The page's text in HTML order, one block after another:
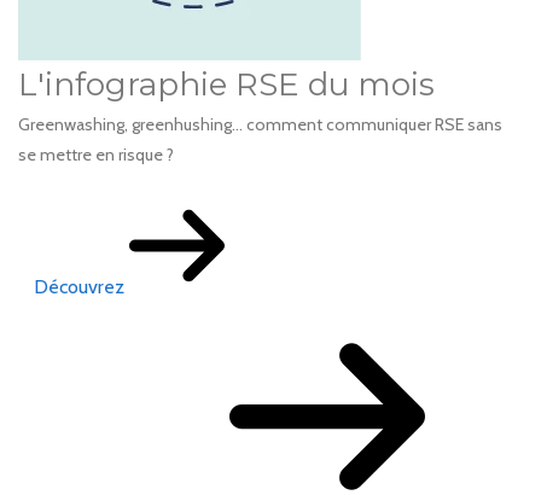
L'infographie RSE du mois
Greenwashing, greenhushing… comment communiquer RSE sans
se mettre en risque ?
Découvrez